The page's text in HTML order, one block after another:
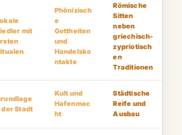
mit
Phönizisch
e
Gottheiten
und
Handelsko
ntakte
Römische
Sitten
neben
griechisch-
zypriotisch
en
Traditionen
der Stadt
Kult und
Hafenmac
ht
Städtische
Reife und
Ausbau